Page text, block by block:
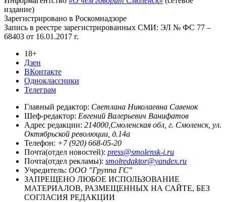
издание)
Зарегистрировано в Роскомнадзоре
Запись в реестре зарегистрированных СМИ: ЭЛ № ФС 77 –
68403 от 16.01.2017 г.
18+
Дзен
ВКонтакте
Одноклассники
Телеграм
Главный редактор: Светлана Николаевна Савенок
Шеф-редактор: Евгений Валерьевич Ванифатов
Адрес редакции: 214000,Смоленская обл, г. Смоленск, ул.
Октябрьской революции, д.14а
Телефон: +7 (920) 668-05-20
Почта(отдел новостей): press@smolensk-i.ru
Почта(отдел рекламы): smolredaktor@yandex.ru
Учредитель: ООО "Группа ГС"
ЗАПРЕЩЕНО ЛЮБОЕ ИСПОЛЬЗОВАНИЕ
МАТЕРИАЛОВ, РАЗМЕЩЕННЫХ НА САЙТЕ, БЕЗ
СОГЛАСИЯ РЕДАКЦИИ